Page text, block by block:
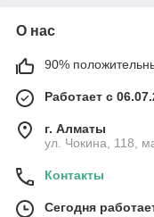
О нас
90%
Работает с
г. Алматы
ул. Чокина, 118,
Контакты
Сегодня